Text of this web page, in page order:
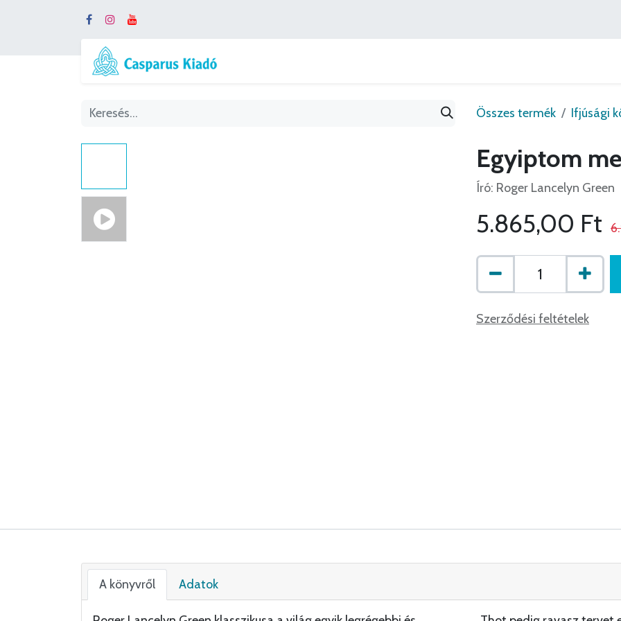
Összes termék Ifjúsági
Egyiptom
Író: Roger Lancelyn Green
5.865,00 Ft
Szerződési feltételek
A könyvről Adatok